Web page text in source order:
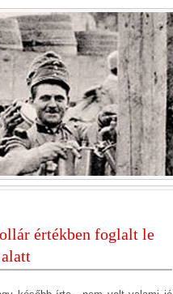
értékben foglalt le